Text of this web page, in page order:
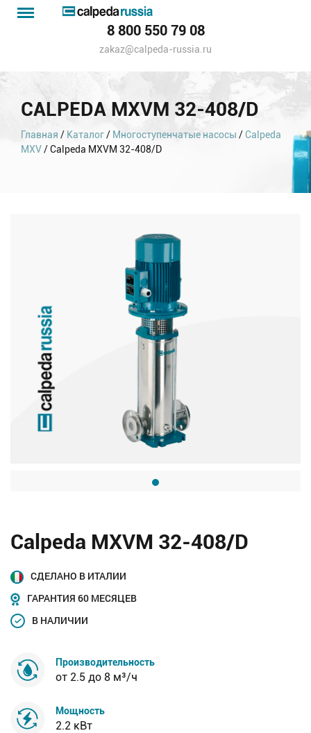
насосов
Menu
8 800 550 79 08
zakaz@calpeda-russia.ru
CALPEDA MXVM 32-408/D
Главная / Каталог/ Многоступенчатые насосы /Calpeda
MXV/ Calpeda MXVM 32-408/D
Calpeda MXVM 32-408/D
СДЕЛАНО В ИТАЛИИ
ГАРАНТИЯ 60 МЕСЯЦЕВ
В НАЛИЧИИ
Производительность
от 2.5 до 8 м³/ч
Мощность
2.2 кВт